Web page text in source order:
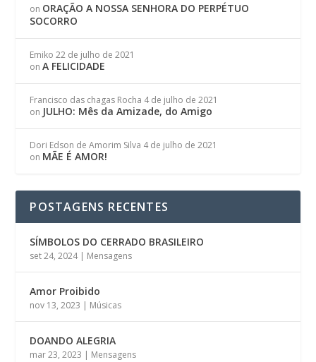
on ORAÇÃO A NOSSA SENHORA DO PERPÉTUO
SOCORRO
Emiko 22 de julho de 2021
onA FELICIDADE
Francisco das chagas Rocha 4 de julho de 2021
on JULHO: Mês da Amizade, do Amigo
Dori Edson de Amorim Silva 4 de julho de 2021
on MÃE É AMOR!
POSTAGENS RECENTES
SÍMBOLOS DO CERRADO BRASILEIRO
set 24, 2024| Mensagens
Amor Proibido
nov 13, 2023 | Músicas
DOANDO ALEGRIA
mar 23, 2023 | Mensagens